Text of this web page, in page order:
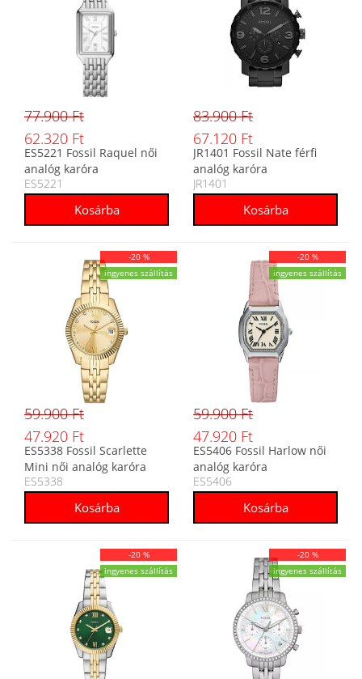
77.900 Ft
62.320 Ft
ES5221 Fossil Raquel női
analóg karóra
ES5221
83.900 Ft
67.120 Ft
JR1401 Fossil Nate férfi
analóg karóra
JR1401
-20 %
ingyenes szállítás
59.900 Ft
47.920 Ft
ES5338 Fossil Scarlette
Mini női analóg karóra
ES5338
-20 %
ingyenes szállítás
59.900 Ft
47.920 Ft
ES5406 Fossil Harlow női
analóg karóra
ES5406
-20 %
ingyenes szállítás
-20 %
ingyenes szállítás